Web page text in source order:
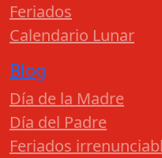
Feriados
Calendario Lunar
Blog
Día de la Madre
Día del Padre
Feriados